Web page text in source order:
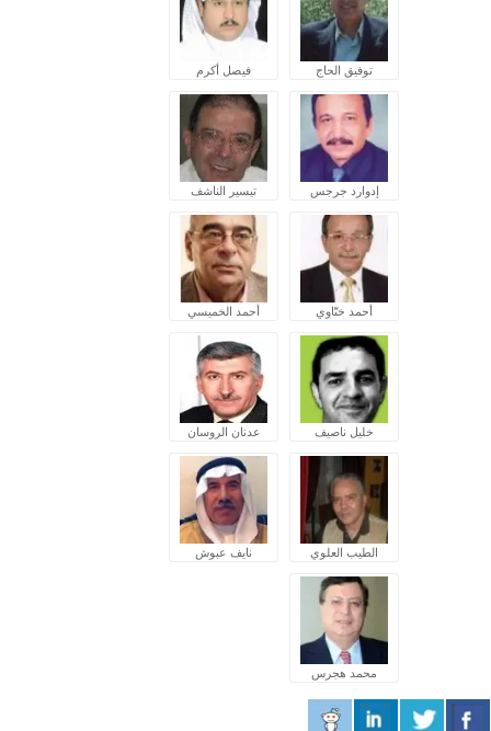
توفيق الحاج فيصل أكرم
إدوارد جرجس تيسير الناشف
أحمد ختّاوي أحمد الخميسي
خليل ناصيف عدنان الروسان
الطيب العلوي نايف عبوش
محمد هجرس